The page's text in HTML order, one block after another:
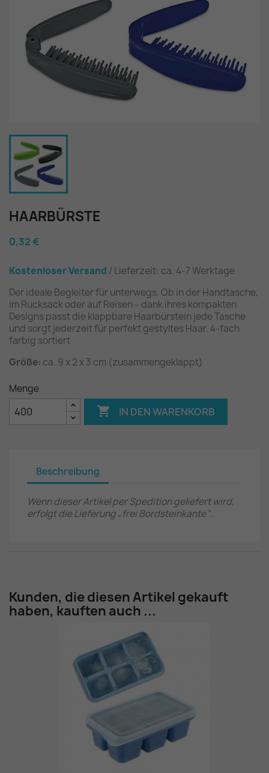
HAARBÜRSTE
0,32 €
Kostenloser Versand / Lieferzeit: ca. 4-7 Werktage
Der ideale Begleiter für unterwegs. Ob in der Handtasche,
im Rucksack oder auf Reisen – dank ihres kompakten
Designs passt die klappbare Haarbürstein jede Tasche
und sorgt jederzeit für perfekt gestyltes Haar. 4-fach
farbig sortiert
Größe: ca. 9 x 2 x 3 cm (zusammengeklappt)
Menge
 IN DEN WARENKORB
Beschreibung
Wenn dieser Artikel per Spedition geliefert wird,
erfolgt die Lieferung „frei Bordsteinkante“.
Kunden, die diesen Artikel gekauft
haben, kauften auch ...